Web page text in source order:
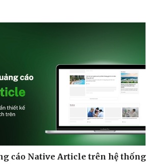
cáo Native Article trên hệ thống